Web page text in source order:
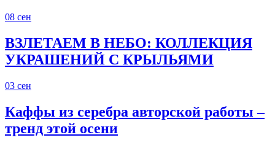
08 сен
ВЗЛЕТАЕМ В НЕБО: КОЛЛЕКЦИЯ
УКРАШЕНИЙ С КРЫЛЬЯМИ
03 сен
Каффы из серебра авторской работы –
тренд этой осени